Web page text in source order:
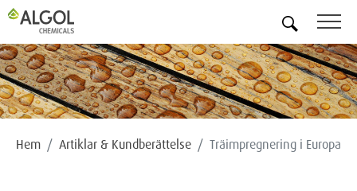
Hem Artiklar & Kundberättelse Träimpregnering i Europa